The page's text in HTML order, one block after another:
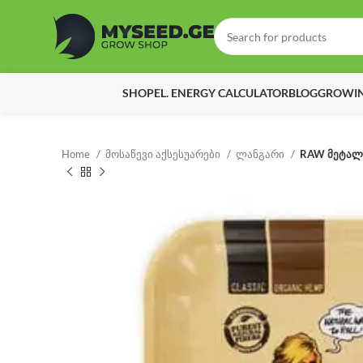
SHOPEL. ENERGY CALCULATORBLOG
Home მოსაწევი აქსესუარები ლანგარი RAW